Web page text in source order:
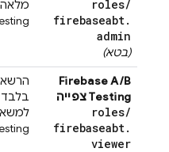
roles/
firebaseabt.
admin
(בטא)
Firebase A/B
Testingצפייה
roles/
firebaseabt.
viewer
בלבד